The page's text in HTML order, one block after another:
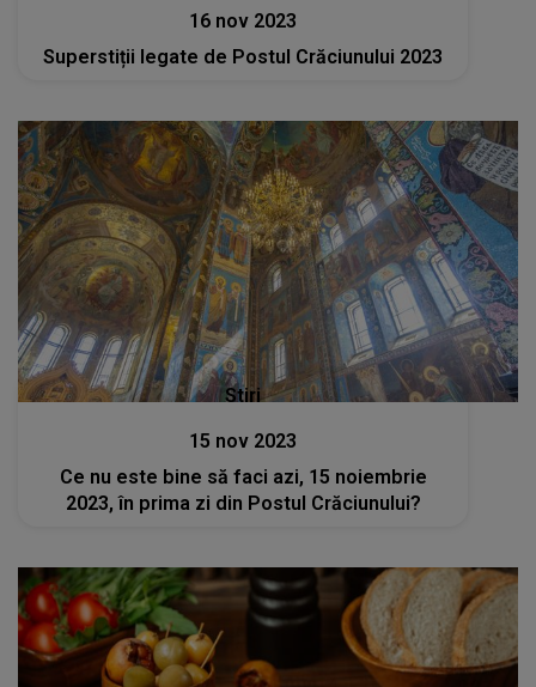
16 nov 2023
Superstiții legate de Postul Crăciunului 2023
Stiri
15 nov 2023
Ce nu este bine să faci azi, 15 noiembrie
2023, în prima zi din Postul Crăciunului?